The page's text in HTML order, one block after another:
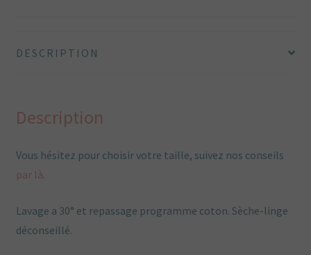
et
DESCRIPTION
Description
Vous hésitez pour choisir votre taille, suivez nos conseils
par là.
Lavage a 30° et repassage programme coton. Sèche-linge
déconseillé.